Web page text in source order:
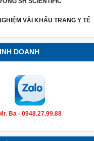
VẢI KHẨU TRANG Y TẾ
DOANH
Mr. Ba - 0948.27.99.88